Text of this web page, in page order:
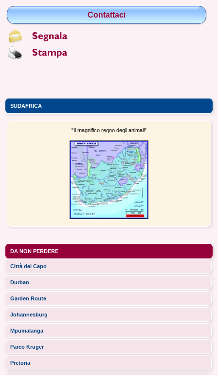
SUDAFRICA
"Il magnifico regno degli animali"
DA NON PERDERE
Città del Capo
Durban
Garden Route
Johannesburg
Mpumalanga
Parco Kruger
Pretoria
Contattaci